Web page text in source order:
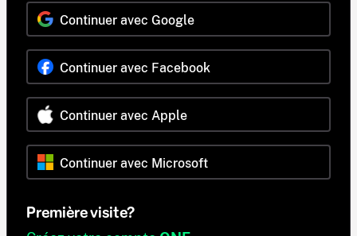
Continuer avec Google
Continuer avec Facebook
Continuer avec Apple
Continuer avec Microsoft
Première visite?